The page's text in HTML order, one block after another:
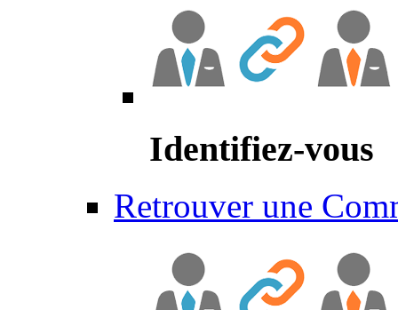
Identifiez-vous
Retrouver une